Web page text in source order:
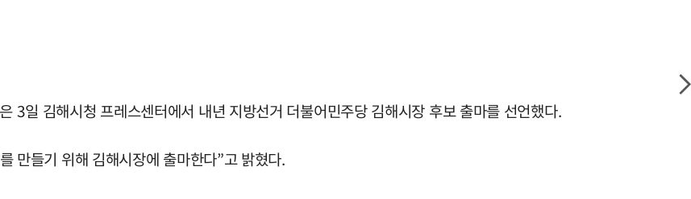
3일 김해시청 프레스센터에서 내년 지방선거 더불어민주당 김해시장 후보 출마를 선언했다.
만들기 위해 김해시장에 출마한다”고 밝혔다.